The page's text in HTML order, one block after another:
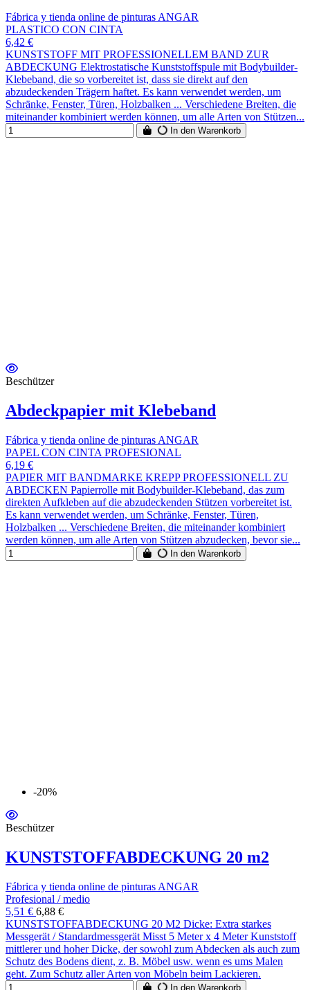
Fábrica y tienda online de pinturas ANGAR
PLASTICO CON CINTA
6,42 €
KUNSTSTOFF MIT PROFESSIONELLEM BAND ZUR
ABDECKUNG Elektrostatische Kunststoffspule mit Bodybuilder-
Klebeband, die so vorbereitet ist, dass sie direkt auf den
abzudeckenden Trägern haftet. Es kann verwendet werden, um
Schränke, Fenster, Türen, Holzbalken ... Verschiedene Breiten, die
miteinander kombiniert werden können, um alle Arten von Stützen...
In den Warenkorb
Beschützer
Abdeckpapier mit Klebeband
Fábrica y tienda online de pinturas ANGAR
PAPEL CON CINTA PROFESIONAL
6,19 €
PAPIER MIT BANDMARKE KREPP PROFESSIONELL ZU
ABDECKEN Papierrolle mit Bodybuilder-Klebeband, das zum
direkten Aufkleben auf die abzudeckenden Stützen vorbereitet ist.
Es kann verwendet werden, um Schränke, Fenster, Türen,
Holzbalken ... Verschiedene Breiten, die miteinander kombiniert
werden können, um alle Arten von Stützen abzudecken, bevor sie...
In den Warenkorb
-20%
Beschützer
KUNSTSTOFFABDECKUNG 20 m2
Fábrica y tienda online de pinturas ANGAR
Profesional / medio
5,51 € 6,88 €
KUNSTSTOFFABDECKUNG 20 M2 Dicke: Extra starkes
Messgerät / Standardmessgerät Misst 5 Meter x 4 Meter Kunststoff
mittlerer und hoher Dicke, der sowohl zum Abdecken als auch zum
Schutz des Bodens dient, z. B. Möbel usw. wenn es ums Malen
geht. Zum Schutz aller Arten von Möbeln beim Lackieren.
In den Warenkorb